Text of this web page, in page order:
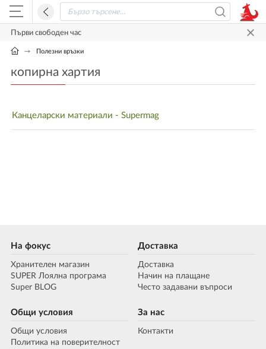
Първи свободен час
Полезни връзки
копирна хартия
Канцеларски материали - Supermag
На фокус
Хранителен магазин
SUPER Лоялна програма
Super BLOG
Доставка
Доставка
Начин на плащане
Често задавани въпроси
Общи условия
Общи условия
Политика на поверителност
За нас
Контакти